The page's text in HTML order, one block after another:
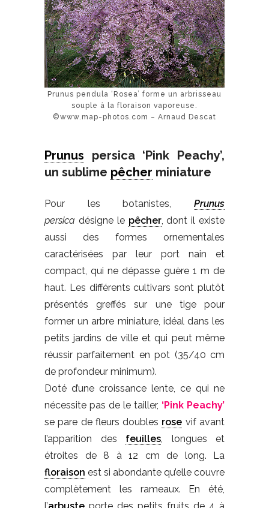
Prunus pendula ‘Rosea’ forme un arbrisseau
souple à la floraison vaporeuse.
©www.map-photos.com – Arnaud Descat
Prunus persica ‘Pink Peachy’,
un sublime pêcher miniature
Pour les botanistes, Prunus
persica désigne le pêcher, dont il existe
aussi des formes ornementales
caractérisées par leur port nain et
compact, qui ne dépasse guère 1 m de
haut. Les différents cultivars sont plutôt
présentés greffés sur une tige pour
former un arbre miniature, idéal dans les
petits jardins de ville et qui peut même
réussir parfaitement en pot (35/40 cm
de profondeur minimum).
Doté d’une croissance lente, ce qui ne
nécessite pas de le tailler, ‘Pink Peachy’
se pare de fleurs doubles rose vif avant
l’apparition des feuilles , longues et
étroites de 8 à 12 cm de long. La
floraison est si abondante qu’elle couvre
complètement les rameaux. En été,
l’arbuste porte des petits fruits de 4 à